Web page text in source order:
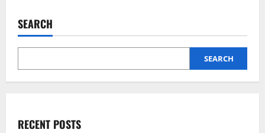
SEARCH
SEARCH
RECENT POSTS